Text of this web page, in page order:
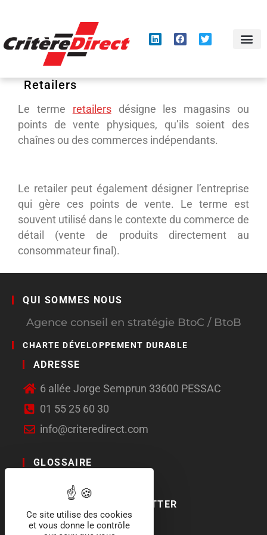
Retailers
Le terme retailersdésigne les magasins ou
points de vente physiques, qu’ils soient des
chaînes ou des commerces indépendants.
Le retailer peut également désigner l’entreprise
qui gère ces points de vente. Le terme est
souvent utilisé dans le contexte du commerce de
détail (vente de produits directement au
consommateur final).
QUI SOMMES NOUS
Agence conseil en stratégie BtoC / BtoB
CHARTE DÉVELOPPEMENT DURABLE
ADRESSE
6 allée Jorge Semprun 33600 PESSAC
01 55 25 60 30
info@criteredirect.com
GLOSSAIRE
LE BLOG
ABONNEMENT NEWSLETTER
SOCIAL MEDIA
Ce site utilise des cookies
et vous donne le contrôle